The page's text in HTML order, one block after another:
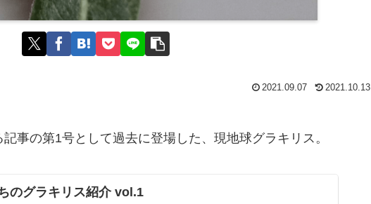
2021.09.07 2021.10.13
事の第1号として過去に登場した、現地球グラキリス。
のグラキリス紹介 vol.1